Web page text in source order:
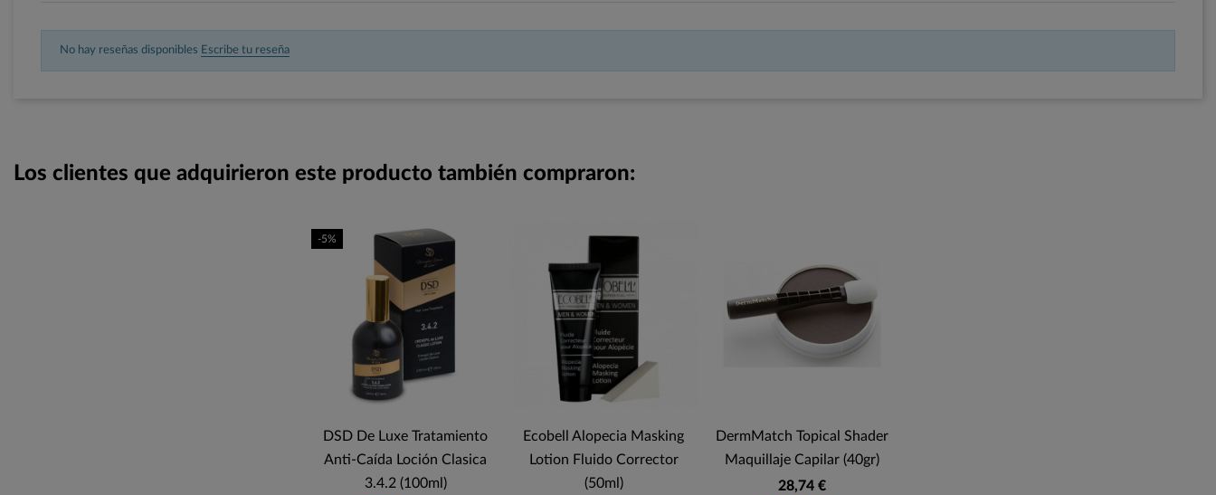
No hay reseñas disponibles Escribe tu reseña
Los clientes que adquirieron este producto también compraron:
DSD De Luxe Tratamiento
Anti-Caída Loción Clasica
3.4.2 (100ml)
-5%
Ecobell Alopecia Masking
Lotion Fluido Corrector
(50ml)
DermMatch Topical Shader
Maquillaje Capilar (40gr)
28,74 €